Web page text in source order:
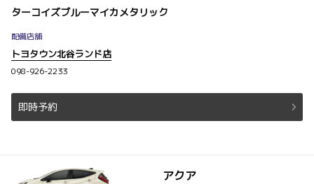
ターコイズブルーマイカメタリック
配備店舗
トヨタウン北谷ランド店
098-926-2233
即時予約
アクア